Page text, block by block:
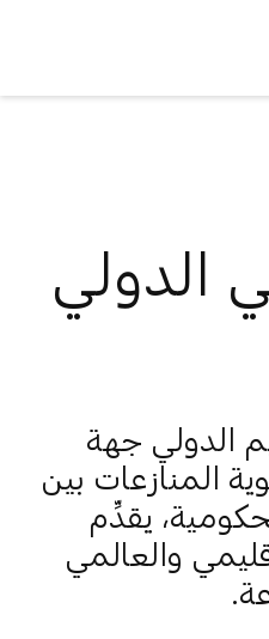
الدولي
الدولي جهة
المنازعات بين
يقدِّم
والعالمي